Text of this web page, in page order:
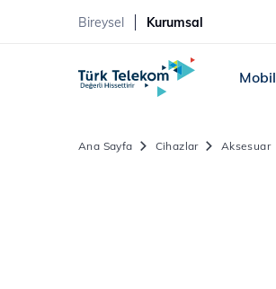
Bireysel Kurumsal
Mobil
Ana Sayfa Cihazlar Aksesuar